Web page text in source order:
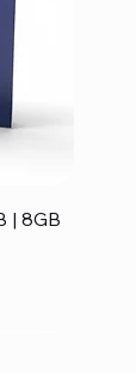
| 8GB